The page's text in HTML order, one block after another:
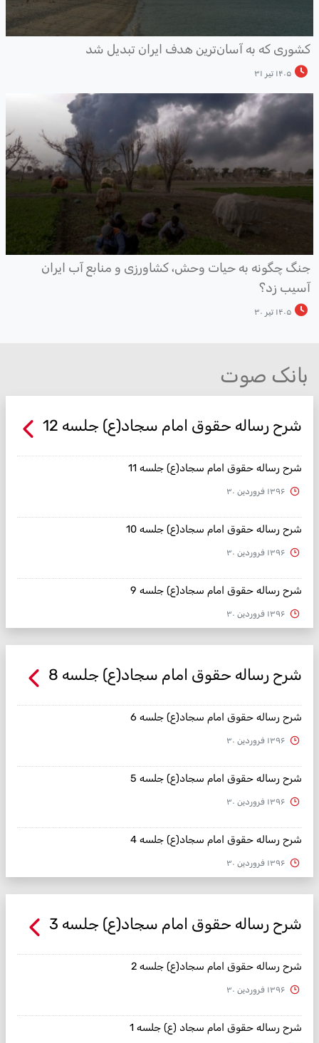
که به آسان‌ترین هدف ایران تبدیل شد
۱۴۰۵ تیر ۳۱
چگونه به حیات وحش، کشاورزی و منابع آب ایران
زد؟
۱۴۰۵ تیر ۳۰
بانک صوت
شرح رساله حقوق امام سجاد(ع) جلسه 12
شرح رساله حقوق امام سجاد(ع) جلسه 11
۱۳۹۶ فروردین ۳۰
شرح رساله حقوق امام سجاد(ع) جلسه 10
۱۳۹۶ فروردین ۳۰
شرح رساله حقوق امام سجاد(ع) جلسه 9
۱۳۹۶ فروردین ۳۰
شرح رساله حقوق امام سجاد(ع) جلسه 8
شرح رساله حقوق امام سجاد(ع) جلسه 6
۱۳۹۶ فروردین ۳۰
شرح رساله حقوق امام سجاد(ع) جلسه 5
۱۳۹۶ فروردین ۳۰
شرح رساله حقوق امام سجاد(ع) جلسه 4
۱۳۹۶ فروردین ۳۰
شرح رساله حقوق امام سجاد(ع) جلسه 3
شرح رساله حقوق امام سجاد(ع) جلسه 2
۱۳۹۶ فروردین ۳۰
شرح رساله حقوق امام سجاد (ع) جلسه 1